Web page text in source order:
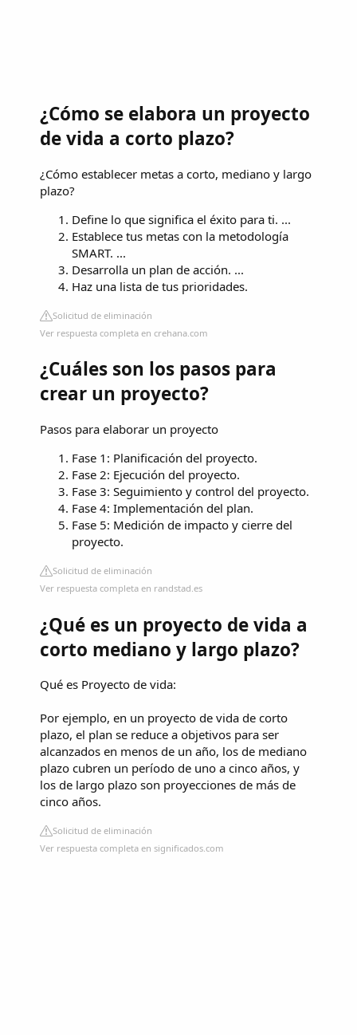
¿Cómo se elabora un proyecto
de vida a corto plazo?
¿Cómo establecer metas a corto, mediano y largo
plazo?
Define lo que significa el éxito para ti. ...
Establece tus metas con la metodología
SMART. ...
Desarrolla un plan de acción. ...
Haz una lista de tus prioridades.
Solicitud de eliminación
Ver respuesta completa en crehana.com
¿Cuáles son los pasos para
crear un proyecto?
Pasos para elaborar un proyecto
Fase 1: Planificación del proyecto.
Fase 2: Ejecución del proyecto.
Fase 3: Seguimiento y control del proyecto.
Fase 4: Implementación del plan.
Fase 5: Medición de impacto y cierre del
proyecto.
Solicitud de eliminación
Ver respuesta completa en randstad.es
¿Qué es un proyecto de vida a
corto mediano y largo plazo?
Qué es Proyecto de vida:
Por ejemplo, en un proyecto de vida de corto
plazo, el plan se reduce a objetivos para ser
alcanzados en menos de un año, los de mediano
plazo cubren un período de uno a cinco años, y
los de largo plazo son proyecciones de más de
cinco años.
Solicitud de eliminación
Ver respuesta completa en significados.com